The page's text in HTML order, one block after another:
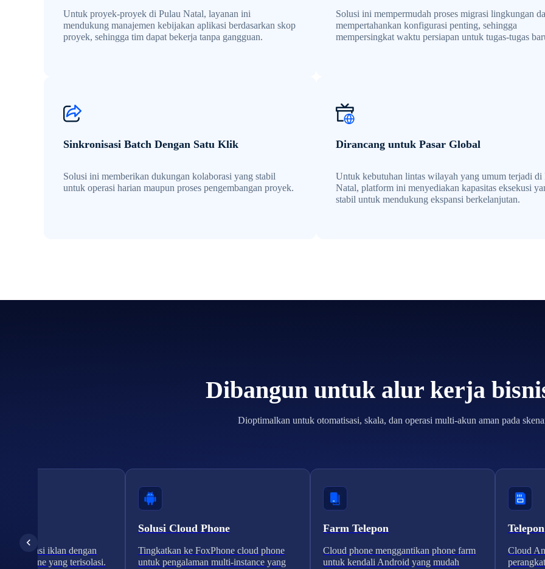
Untuk proyek-proyek di Pulau Natal, layanan ini
mendukung manajemen kebijakan aplikasi berdasarkan skop
proyek, sehingga tim dapat bekerja tanpa gangguan.
Solusi ini mempermudah proses migrasi lingkungan
mempertahankan konfigurasi penting, sehingga
mempersingkat waktu persiapan untuk tugas-tugas
Sinkronisasi Batch Dengan Satu Klik
Solusi ini memberikan dukungan kolaborasi yang stabil
untuk operasi harian maupun proses pengembangan proyek.
Dirancang untuk Pasar Global
Untuk kebutuhan lintas wilayah yang umum terjadi di
Natal, platform ini menyediakan kapasitas eksekusi
stabil untuk mendukung ekspansi berkelanjutan.
Dibangun untuk alur kerja
Dioptimalkan untuk otomatisasi, skala, dan operasi multi-akun aman pada
verifikasi iklan dengan
phone yang terisolasi.
Solusi Cloud Phone
Tingkatkan ke FoxPhone cloud phone
untuk pengalaman multi-instance yang
Farm Telepon
Cloud phone menggantikan phone farm
untuk kendali Android yang mudah
Cloud